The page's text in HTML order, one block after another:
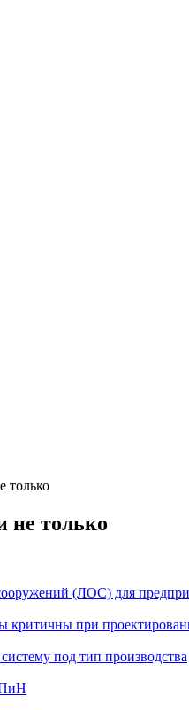
только
не только
(ЛОС) для
критичны при
под тип производства